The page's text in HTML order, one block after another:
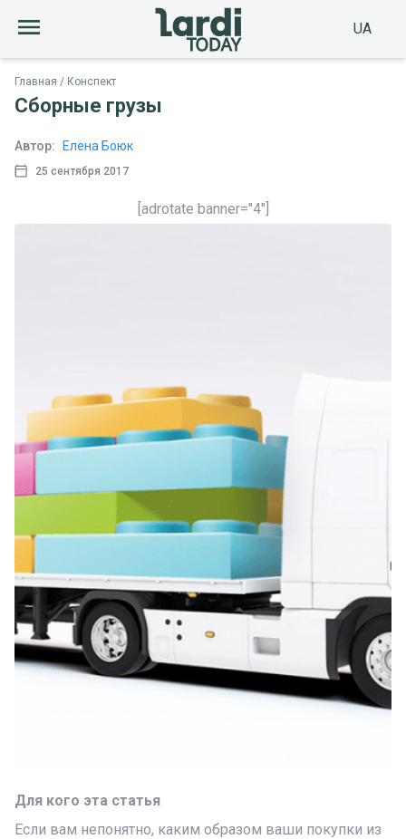
UA
Главная Конспект
Сборные грузы
25 сентября 2017
Автор: Елена Боюк
[adrotate banner="4"]
Для кого эта статья
Если вам непонятно, каким образом ваши покупки из